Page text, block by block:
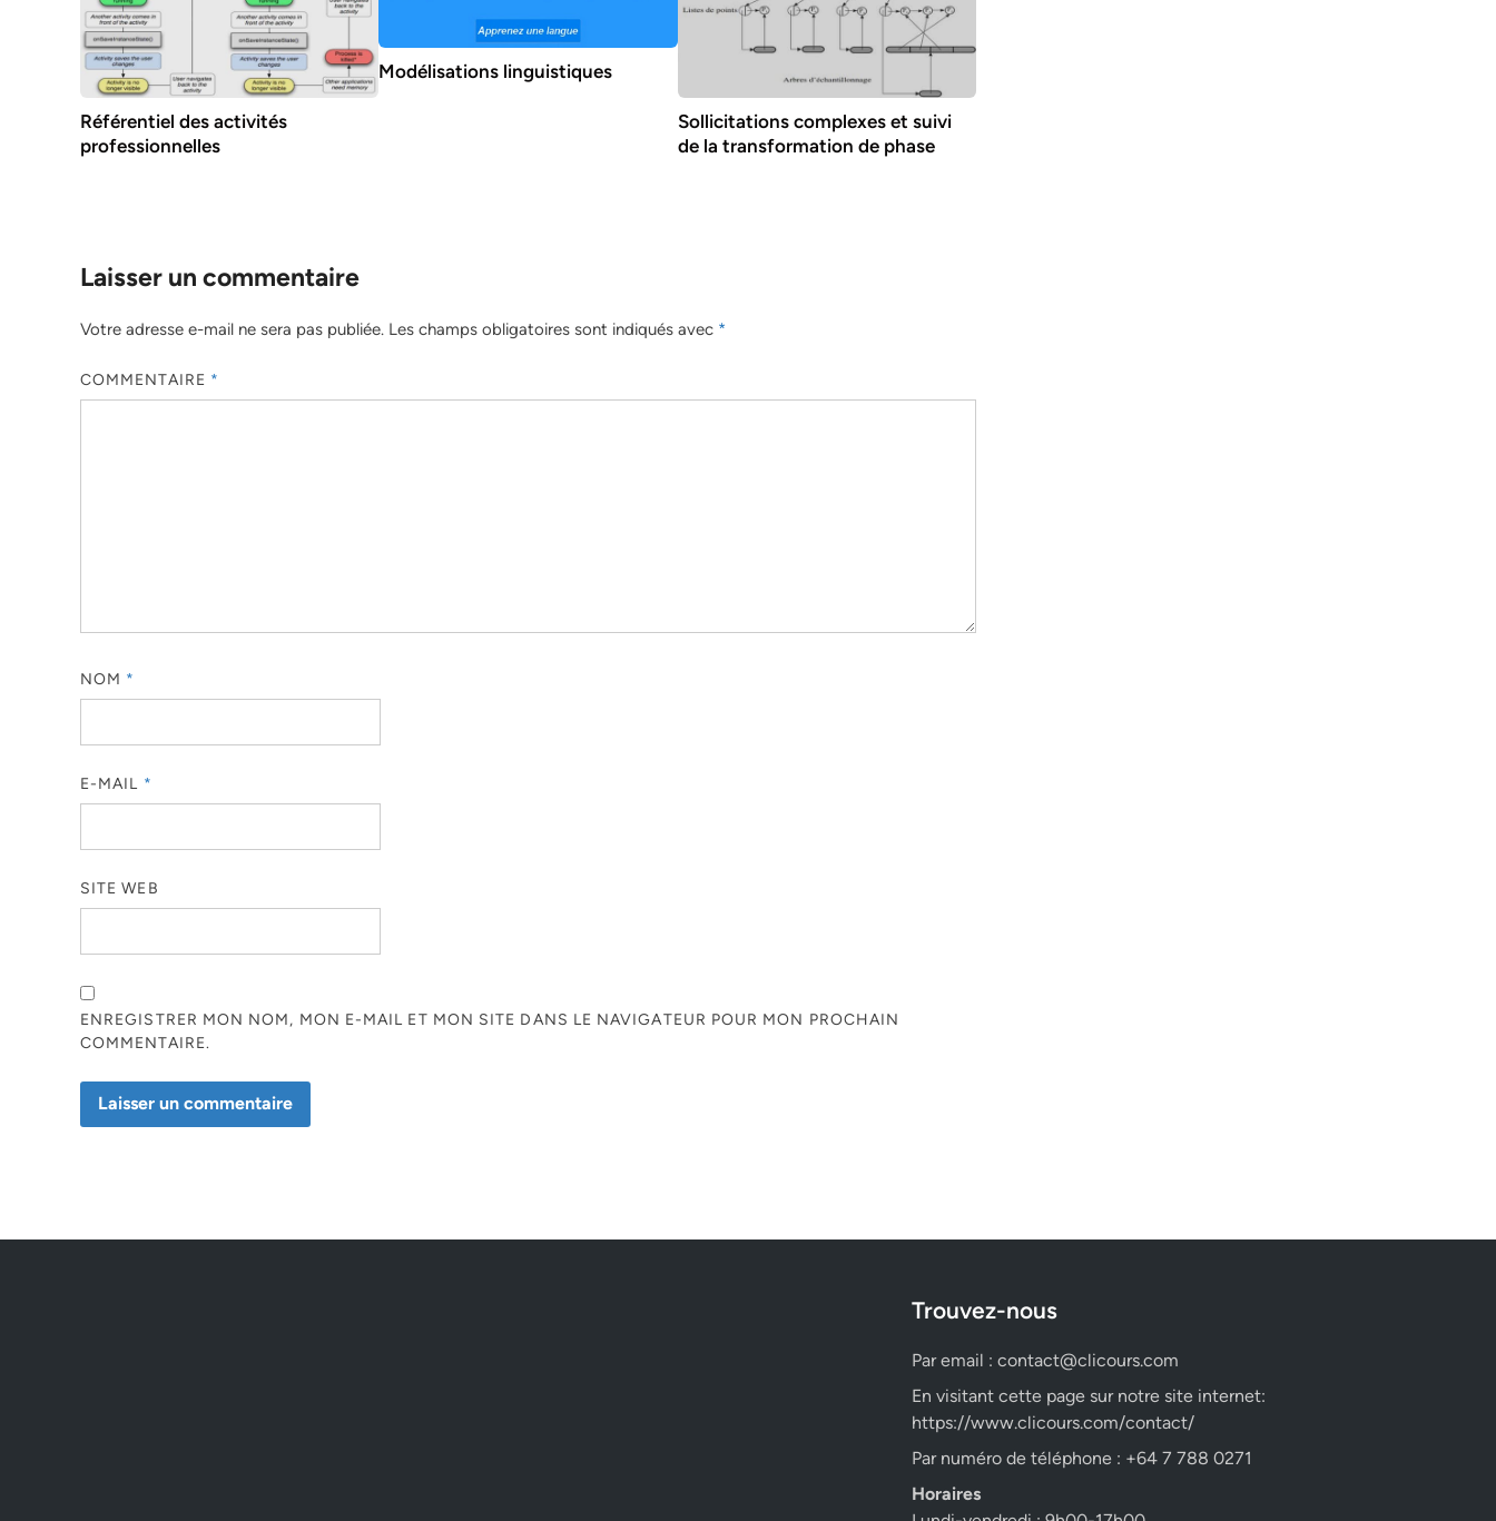
Référentiel des activités
professionnelles
Modélisations linguistiques
Sollicitations complexes et suivi
de la transformation de phase
Laisser un commentaire
Votre adresse e-mail ne sera pas publiée. Les champs obligatoires sont indiqués avec *
COMMENTAIRE *
NOM *
E-MAIL *
SITE WEB
ENREGISTRER MON NOM, MON E-MAIL ET MON SITE DANS LE NAVIGATEUR POUR MON PROCHAIN
COMMENTAIRE.
Trouvez-nous
Par email : contact@clicours.com
En visitant cette page sur notre site internet:
https://www.clicours.com/contact/
Par numéro de téléphone : +64 7 788 0271
Horaires